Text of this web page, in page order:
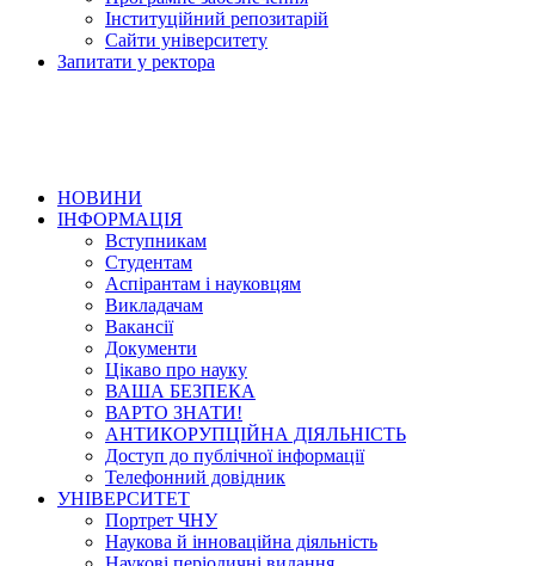
Інституційний репозитарій
Сайти університету
Запитати у ректора
НОВИНИ
ІНФОРМАЦІЯ
Вступникам
Студентам
Аспірантам і науковцям
Викладачам
Вакансії
Документи
Цікаво про науку
ВАША БЕЗПЕКА
ВАРТО ЗНАТИ!
АНТИКОРУПЦІЙНА ДІЯЛЬНІСТЬ
Доступ до публічної інформації
Телефонний довідник
УНІВЕРСИТЕТ
Портрет ЧНУ
Наукова й інноваційна діяльність